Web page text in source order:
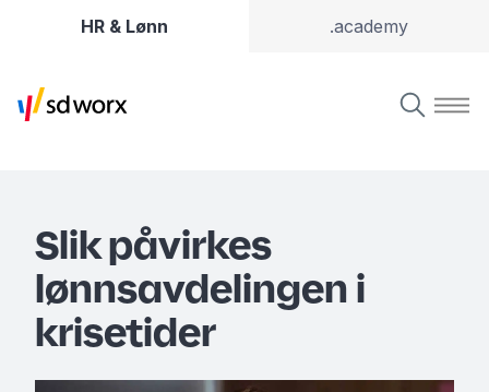
HR & Lønn .academy
Slik påvirkes
lønnsavdelingen i
krisetider